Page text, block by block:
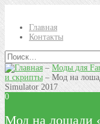
Главная
Контакты
–Моды для
и скрипты – Мод на
Simulator 2017
0
Мод на лошади